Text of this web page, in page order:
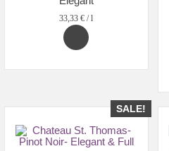
33,33€ /l
SALE!